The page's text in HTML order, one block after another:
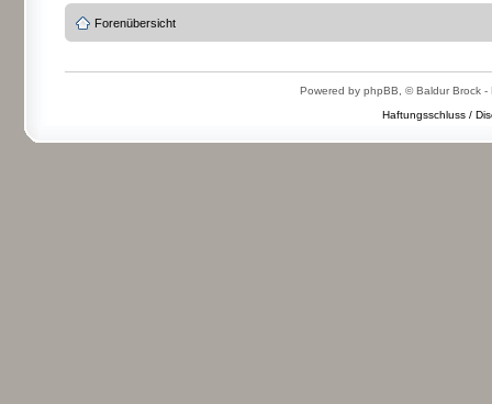
Forenübersicht
Powered by phpBB, © Baldur Brock -
Haftungsschluss /